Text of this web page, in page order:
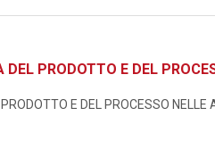
DEL PRODOTTO E DEL
PRODOTTO E DEL PROCESSO